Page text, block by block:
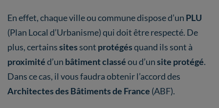
En effet, chaque ville ou commune dispose d’un PLU
(Plan Local d’Urbanisme) qui doit être respecté. De
plus, certainssites sont protégésquand ils sont à
proximitéd’un bâtiment classéou d’unsite protégé.
Dans ce cas, il vous faudra obtenir l’accord des
Architectes des Bâtiments de France (ABF).